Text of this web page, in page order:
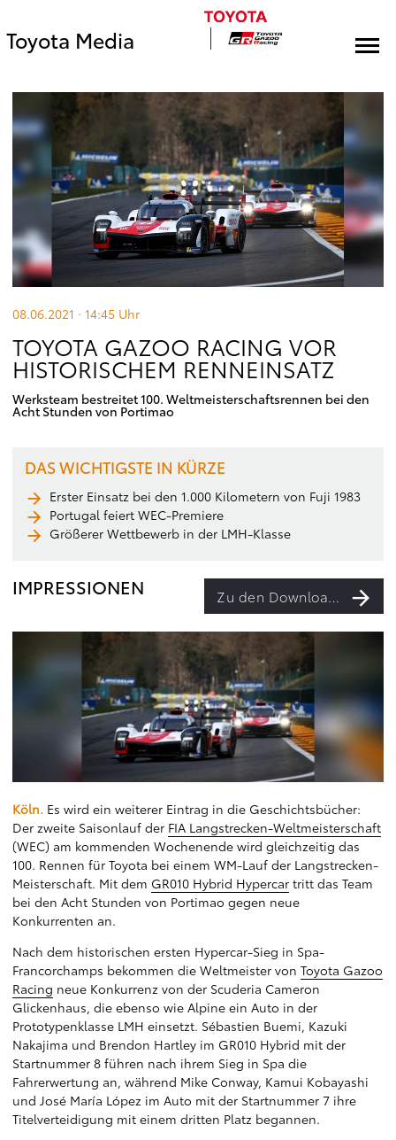
Toyota Media
08.06.2021 · 14:45 Uhr
TOYOTA GAZOO RACING VOR
HISTORISCHEM RENNEINSATZ
Werksteam bestreitet 100. Weltmeisterschaftsrennen bei den
Acht Stunden von Portimao
DAS WICHTIGSTE IN KÜRZE
Erster Einsatz bei den 1.000 Kilometern von Fuji 1983
Portugal feiert WEC-Premiere
Größerer Wettbewerb in der LMH-Klasse
IMPRESSIONEN Zu den Downloads
Köln. Es wird ein weiterer Eintrag in die Geschichtsbücher:
Der zweite Saisonlauf der FIA Langstrecken-Weltmeisterschaft
(WEC) am kommenden Wochenende wird gleichzeitig das
100. Rennen für Toyota bei einem WM-Lauf der Langstrecken-
Meisterschaft. Mit dem GR010 Hybrid Hypercar tritt das Team
bei den Acht Stunden von Portimao gegen neue
Konkurrenten an.
Nach dem historischen ersten Hypercar-Sieg in Spa-
Francorchamps bekommen die Weltmeister von Toyota Gazoo
Racing neue Konkurrenz von der Scuderia Cameron
Glickenhaus, die ebenso wie Alpine ein Auto in der
Prototypenklasse LMH einsetzt. Sébastien Buemi, Kazuki
Nakajima und Brendon Hartley im GR010 Hybrid mit der
Startnummer 8 führen nach ihrem Sieg in Spa die
Fahrerwertung an, während Mike Conway, Kamui Kobayashi
und José María López im Auto mit der Startnummer 7 ihre
Titelverteidigung mit einem dritten Platz begannen.